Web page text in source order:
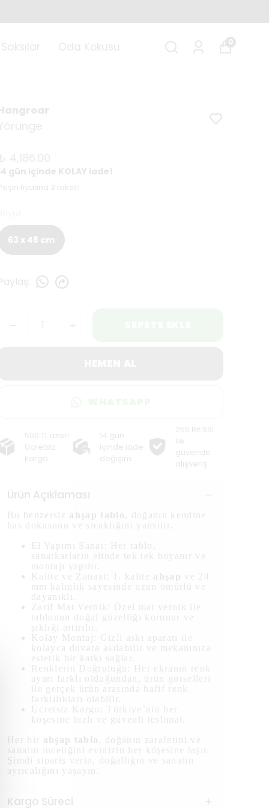
Oda Kokusu 0
gün içinde KOLAY iade!
fiyatına 3 taksit!
63 x 48 cm
500 TL üzeri
Ücretsiz
kargo
14 gün
içinde iade
değişim
256 Bit SSL
ile
güvende
alışveriş
Ürün Açıklaması
Bu benzersiz ahşap tablo
, doğanın kendine
has dokusunu ve sıcaklığını yansıtır.
El Yapımı Sanat: Her tablo,
sanatkarların elinde tek tek boyanır ve
montajı yapılır.
Kalite ve Zanaat: 1. kalite ahşap ve 24
mm kalınlık sayesinde uzun ömürlü ve
dayanıklı.
Zarif Mat Vernik: Özel mat vernik ile
tablonun doğal güzelliği korunur ve
şıklığı artırılır.
Kolay Montaj: Gizli askı aparatı ile
kolayca duvara asılabilir ve mekanınıza
estetik bir katkı sağlar.
Renklerin Doğruluğu: Her ekranın renk
ayarı farklı olduğundan, ürün görselleri
ile gerçek ürün arasında hafif renk
farklılıkları olabilir.
Ücretsiz Kargo: Türkiye’nin her
köşesine hızlı ve güvenli teslimat.
Her bir
ahşap tablo
, doğanın zarafetini ve
sanatın inceliğini evinizin her köşesine taşır.
Şimdi sipariş verin, doğallığın ve sanatın
ayrıcalığını yaşayın.
Kargo Süreci